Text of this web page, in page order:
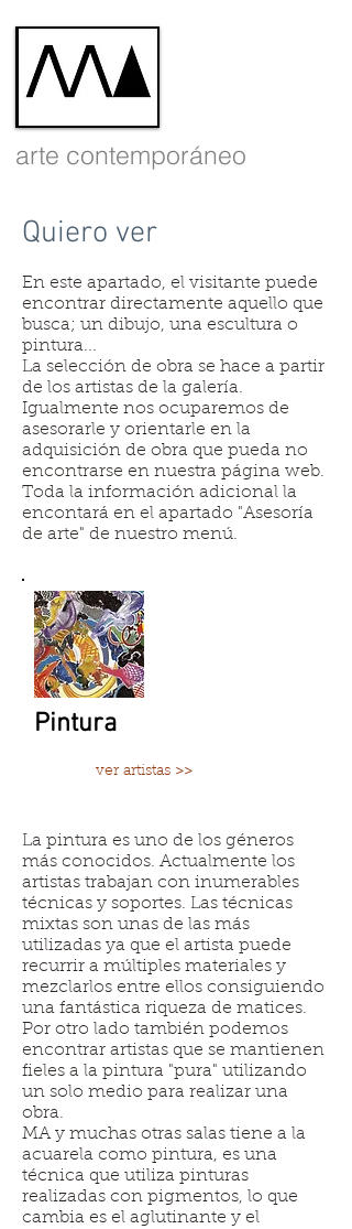
arte contemporáneo
Quiero ver
En este apartado, el visitante puede
encontrar directamente aquello que
busca; un dibujo, una escultura o
pintura...
La selección de obra se hace a partir
de los artistas de la galería.
Igualmente nos ocuparemos de
asesorarle y orientarle en la
adquisición de obra que pueda no
encontrarse en nuestra página web.
Toda la información adicional la
encontará en el apartado "Asesoría
de arte" de nuestro menú.
Pintura
ver artistas >>
La pintura es uno de los géneros
más conocidos. Actualmente los
artistas trabajan con inumerables
técnicas y soportes. Las técnicas
mixtas son unas de las más
utilizadas ya que el artista puede
recurrir a múltiples materiales y
mezclarlos entre ellos consiguiendo
una fantástica riqueza de matices.
Por otro lado también podemos
encontrar artistas que se mantienen
fieles a la pintura "pura" utilizando
un solo medio para realizar una
obra.
MA y muchas otras salas tiene a la
acuarela como pintura, es una
técnica que utiliza pinturas
realizadas con pigmentos, lo que
cambia es el aglutinante y el